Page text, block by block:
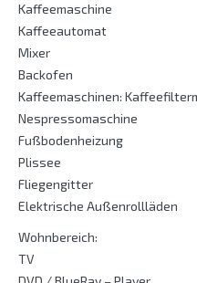
Kaffeemaschine
Kaffeeautomat
Mixer
Backofen
Kaffeemaschinen:
Nespressomaschine
Fußbodenheizung
Plissee
Fliegengitter
Elektrische Außenrollläden
Wohnbereich:
TV